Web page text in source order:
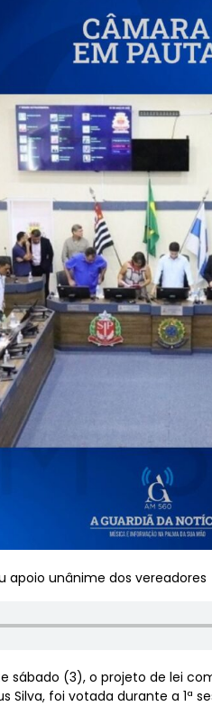
apoio unânime dos vereadores
sábado (3), o projeto de lei
Silva, foi votada durante a 1ª